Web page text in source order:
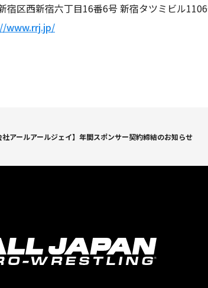
宿区西新宿六丁目16番6号 新宿タツミビル
www.rrj.jp/
社アールアールジェイ】年間スポンサー契約締結のお知らせ